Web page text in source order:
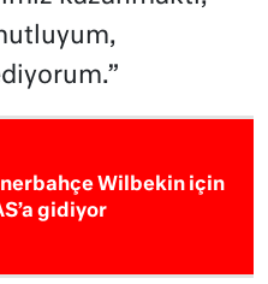
Wilbekin için
gidiyor